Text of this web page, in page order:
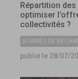
Répartition
optimiser
collectivités ?
BORNES DE
publié le 28/07/